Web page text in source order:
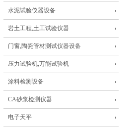
水泥试验仪器设备
岩土工程,土工试验仪器
门窗,陶瓷管材测试仪器设备
压力试验机,万能试验机
涂料检测设备
CA砂浆检测仪器
电子天平